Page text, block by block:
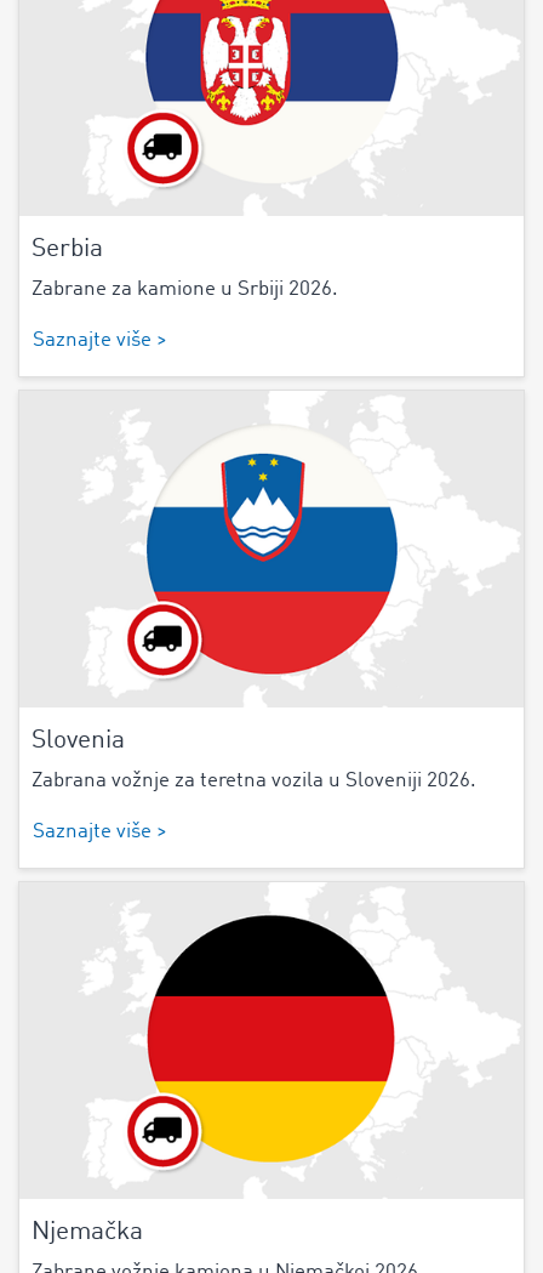
Serbia
Zabrane za kamione u Srbiji 2026.
Saznajte više >
Slovenia
Zabrana vožnje za teretna vozila u Sloveniji 2026.
Saznajte više >
Njemačka